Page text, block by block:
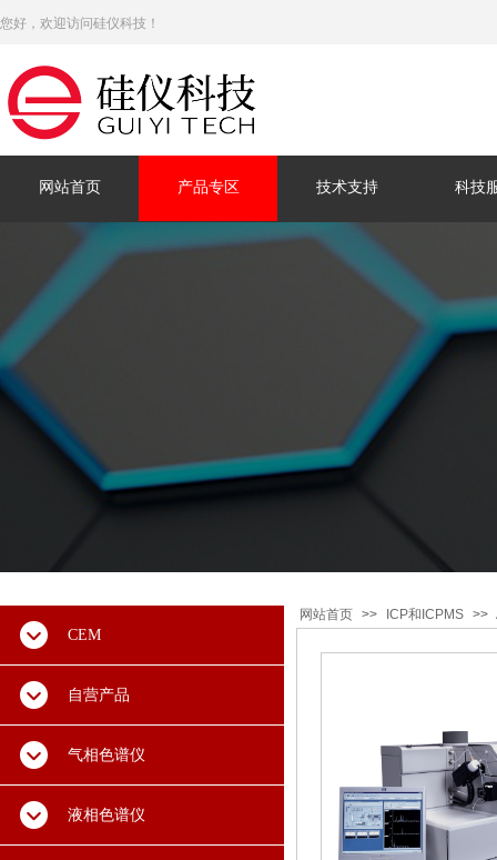
您好，欢迎访问硅仪科技！
网站首页 产品专区 技术支持 科技
网站首页 >> ICP和ICPMS >>
CEM
自营产品
气相色谱仪
液相色谱仪